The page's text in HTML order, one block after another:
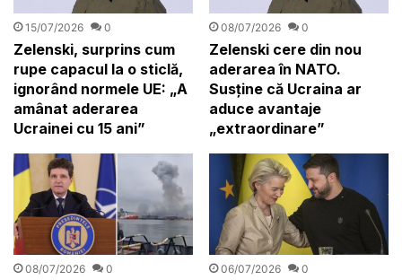
15/07/2026 0
Zelenski, surprins cum
rupe capacul la o sticlă,
ignorând normele UE: „A
amânat aderarea
Ucrainei cu 15 ani”
08/07/2026 0
Zelenski cere din nou
aderarea în NATO.
Susține că Ucraina ar
aduce avantaje
„extraordinare”
08/07/2026 0 06/07/2026 0